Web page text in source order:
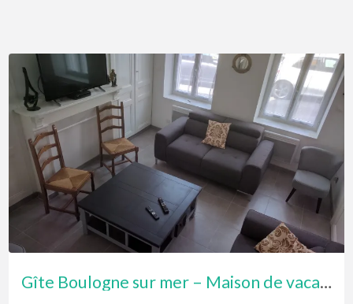
Gîte Boulogne sur mer – Maison de vacances 4 à 8 pers.